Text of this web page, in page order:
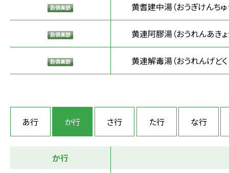
黄耆建中湯（おうぎけんちゅ
黄連阿膠湯（おうれんあきょ
黄連解毒湯（おうれんげどく
あ行 か行 さ行 た行 な行
か行